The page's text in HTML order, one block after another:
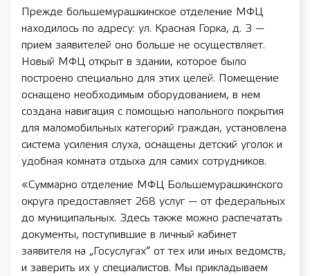
Прежде большемурашкинское отделение МФЦ
находилось по адресу: ул. Красная Горка, д. 3 —
прием заявителей оно больше не осуществляет.
Новый МФЦ открыт в здании, которое было
построено специально для этих целей. Помещение
оснащено необходимым оборудованием, в нем
создана навигация с помощью напольного покрытия
для маломобильных категорий граждан, установлена
система усиления слуха, оснащены детский уголок и
удобная комната отдыха для самих сотрудников.
«Суммарно отделение МФЦ Большемурашкинского
округа предоставляет 268 услуг — от федеральных
до муниципальных. Здесь также можно распечатать
документы, поступившие в личный кабинет
заявителя на „Госуслугах“ от тех или иных ведомств,
и заверить их у специалистов. Мы прикладываем